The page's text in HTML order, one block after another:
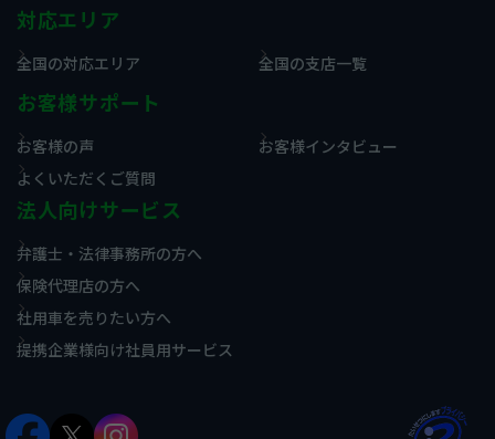
対応エリア
全国の対応エリア 全国の支店一覧
お客様サポート
お客様の声
お客様インタビュー
よくいただくご質問
法人向けサービス
弁護士・法律事務所の方へ
保険代理店の方へ
社用車を売りたい方へ
提携企業様向け社員用サービス